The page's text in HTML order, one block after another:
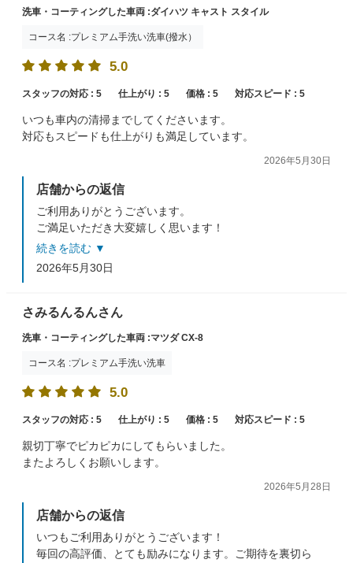
洗車・コーティングした車両 :ダイハツ キャスト スタイル
コース名 :プレミアム手洗い洗車(撥水）
5.0
スタッフの対応 : 5 仕上がり : 5 価格 : 5 対応スピード : 5
いつも車内の清掃までしてくださいます。
対応もスピードも仕上がりも満足しています。
2026年5月30日
店舗からの返信
ご利用ありがとうございます。
ご満足いただき大変嬉しく思います！
レベルを落とさないよう努力してまいります。
またのご来店をスタッフ一同心よりお待ちしておりま
続きを読む ▼
2026年5月30日
さみるんるんさん
洗車・コーティングした車両 :マツダ CX-8
コース名 :プレミアム手洗い洗車
5.0
スタッフの対応 : 5 仕上がり : 5 価格 : 5 対応スピード : 5
親切丁寧でピカピカにしてもらいました。
またよろしくお願いします。
2026年5月28日
店舗からの返信
いつもご利用ありがとうございます！
毎回の高評価、とても励みになります。ご期待を裏切ら